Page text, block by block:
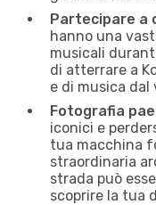
Partecipare a
hanno una
musicali
di atterrare a
e di musica
Fotografia
iconici e
tua macchina
straordinaria
strada può
scoprire la tua